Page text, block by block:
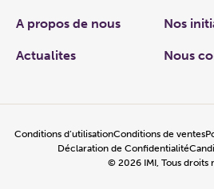
A propos de nous Nos
Actualites Nous
© 2026 IMI, Tous droits
Conditions d’utilisationConditions de ventes
Déclaration de Confidentialité